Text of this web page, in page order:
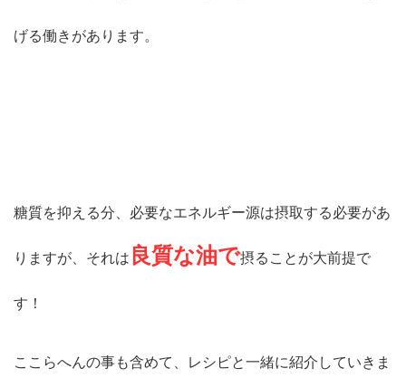
げる働きがあります。
糖質を抑える分、必要なエネルギー源は摂取する必要があ
りますが、それは 良質な油で摂ることが大前提で
す！
ここらへんの事も含めて、レシピと一緒に紹介していきま